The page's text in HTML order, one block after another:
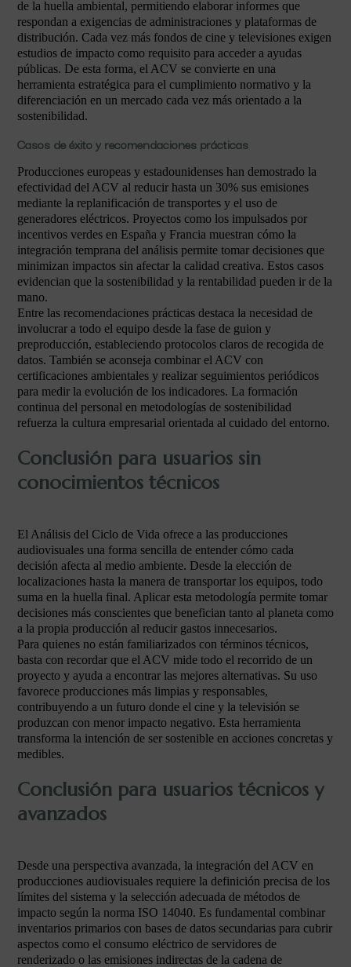
de la huella ambiental, permitiendo elaborar informes que
respondan a exigencias de administraciones y plataformas de
distribución. Cada vez más fondos de cine y televisiones exigen
estudios de impacto como requisito para acceder a ayudas
públicas. De esta forma, el ACV se convierte en una
herramienta estratégica para el cumplimiento normativo y la
diferenciación en un mercado cada vez más orientado a la
sostenibilidad.
Casos de éxito y recomendaciones prácticas
Producciones europeas y estadounidenses han demostrado la
efectividad del ACV al reducir hasta un 30% sus emisiones
mediante la replanificación de transportes y el uso de
generadores eléctricos. Proyectos como los impulsados por
incentivos verdes en España y Francia muestran cómo la
integración temprana del análisis permite tomar decisiones que
minimizan impactos sin afectar la calidad creativa. Estos casos
evidencian que la sostenibilidad y la rentabilidad pueden ir de la
mano.
Entre las recomendaciones prácticas destaca la necesidad de
involucrar a todo el equipo desde la fase de guion y
preproducción, estableciendo protocolos claros de recogida de
datos. También se aconseja combinar el ACV con
certificaciones ambientales y realizar seguimientos periódicos
para medir la evolución de los indicadores. La formación
continua del personal en metodologías de sostenibilidad
refuerza la cultura empresarial orientada al cuidado del entorno.
Conclusión para usuarios sin
conocimientos técnicos
El Análisis del Ciclo de Vida ofrece a las producciones
audiovisuales una forma sencilla de entender cómo cada
decisión afecta al medio ambiente. Desde la elección de
localizaciones hasta la manera de transportar los equipos, todo
suma en la huella final. Aplicar esta metodología permite tomar
decisiones más conscientes que benefician tanto al planeta como
a la propia producción al reducir gastos innecesarios.
Para quienes no están familiarizados con términos técnicos,
basta con recordar que el ACV mide todo el recorrido de un
proyecto y ayuda a encontrar las mejores alternativas. Su uso
favorece producciones más limpias y responsables,
contribuyendo a un futuro donde el cine y la televisión se
produzcan con menor impacto negativo. Esta herramienta
transforma la intención de ser sostenible en acciones concretas y
medibles.
Conclusión para usuarios técnicos y
avanzados
Desde una perspectiva avanzada, la integración del ACV en
producciones audiovisuales requiere la definición precisa de los
límites del sistema y la selección adecuada de métodos de
impacto según la norma ISO 14040. Es fundamental combinar
inventarios primarios con bases de datos secundarias para cubrir
aspectos como el consumo eléctrico de servidores de
renderizado o las emisiones indirectas de la cadena de